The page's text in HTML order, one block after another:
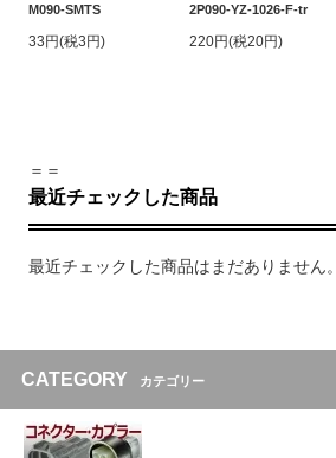
M090-SMTS
33円(税3円)
2P090-YZ-1026-F-tr
220円(税20円)
＝＝
最近チェックした商品
最近チェックした商品はまだありません。
CATEGORY カテゴリー